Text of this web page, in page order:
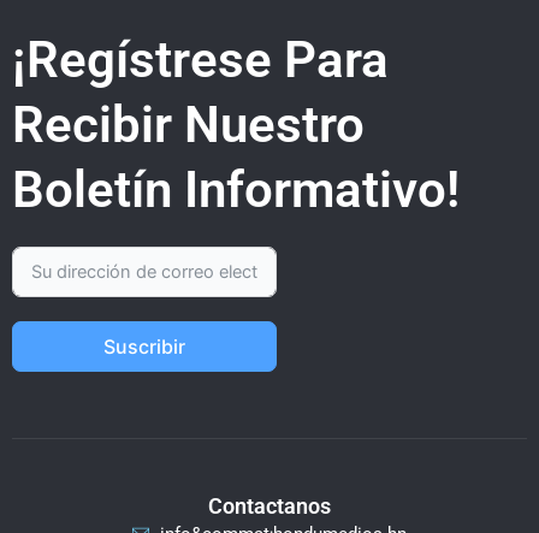
¡Regístrese Para
Recibir Nuestro
Boletín Informativo!
Suscribir
Contactanos